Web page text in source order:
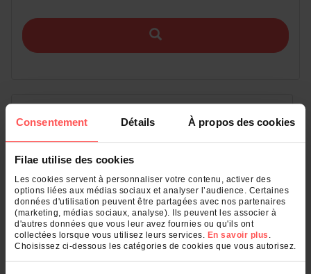
Consentement Détails À propos des cookies
Filae utilise des cookies
Les cookies servent à personnaliser votre contenu, activer des
options liées aux médias sociaux et analyser l’audience. Certaines
données d'utilisation peuvent être partagées avec nos partenaires
(marketing, médias sociaux, analyse). Ils peuvent les associer à
d'autres données que vous leur avez fournies ou qu'ils ont
collectées lorsque vous utilisez leurs services. En savoir plus
Choisissez ci-dessous les catégories de cookies que vous autorisez.
Recensements